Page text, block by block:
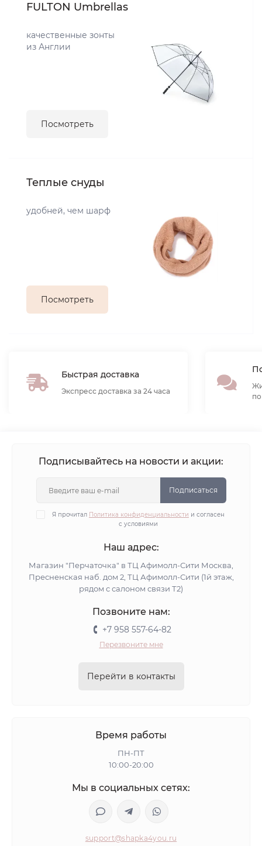
FULTON Umbrellas
качественные зонты
из Англии
Посмотреть
Теплые снуды
удобней, чем шарф
Посмотреть
Быстрая доставка
Экспресс доставка за 24 часа
Подписывайтесь на новости и акции:
Подписаться
Я прочитал Политика конфиденциальности и согласен
с условиями
Наш адрес:
Магазин "Перчаточка" в ТЦ Афимолл-Сити Москва,
Пресненская наб. дом 2, ТЦ Афимолл-Сити (1й этаж,
рядом с салоном связи Т2)
Позвоните нам:
+7 958 557-64-82
Перезвоните мне
Перейти в контакты
Время работы
ПН-ПТ
10:00-20:00
Мы в социальных сетях:
support@shapka4you.ru